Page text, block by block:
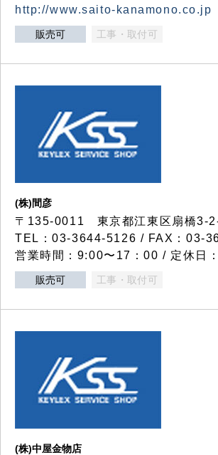
http://www.saito-kanamono.co.jp
販売可 工事・取付可
(株)間彦
〒135-0011 東京都江東区扇橋3-
TEL：03-3644-5126 / FAX：03-
営業時間：9:00〜17：00 / 定休日
販売可 工事・取付可
(株)中屋金物店